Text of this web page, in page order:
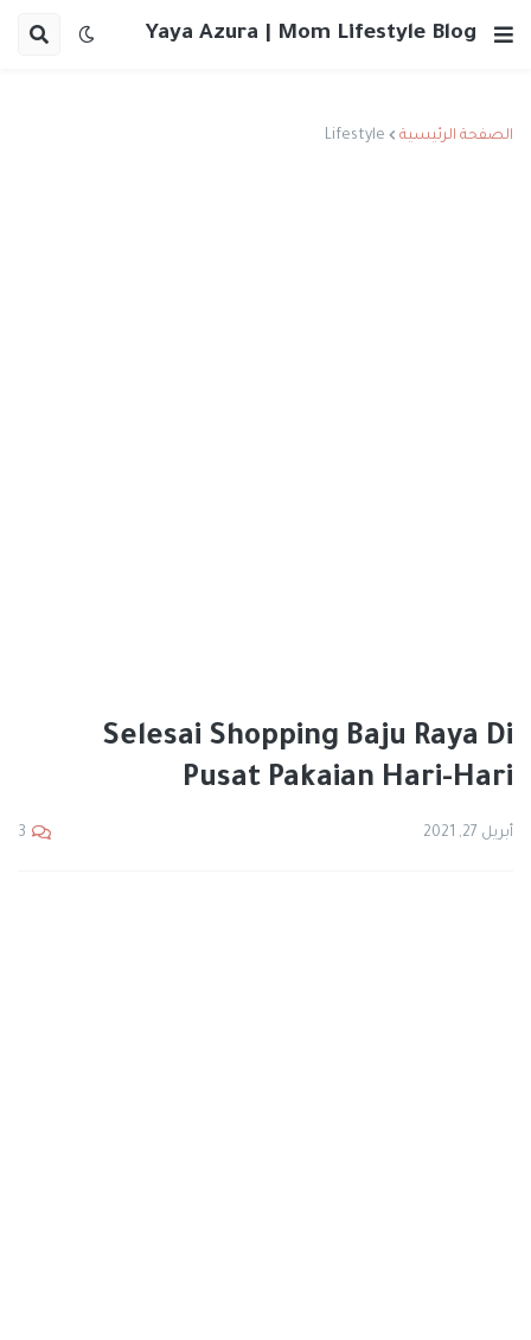
Yaya Azura | Mom Lifestyle Blog
الصفحة الرئيسية Lifestyle
Selesai Shopping Baju Raya Di
Pusat Pakaian Hari-Hari
أبريل 27, 2021 3